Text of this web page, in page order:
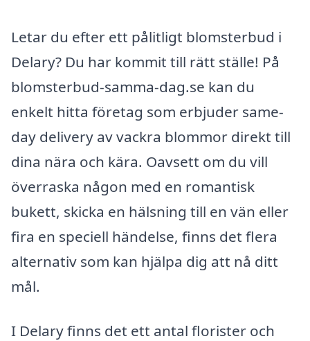
Letar du efter ett pålitligt blomsterbud i
Delary? Du har kommit till rätt ställe! På
blomsterbud-samma-dag.se kan du
enkelt hitta företag som erbjuder same-
day delivery av vackra blommor direkt till
dina nära och kära. Oavsett om du vill
överraska någon med en romantisk
bukett, skicka en hälsning till en vän eller
fira en speciell händelse, finns det flera
alternativ som kan hjälpa dig att nå ditt
mål.
I Delary finns det ett antal florister och